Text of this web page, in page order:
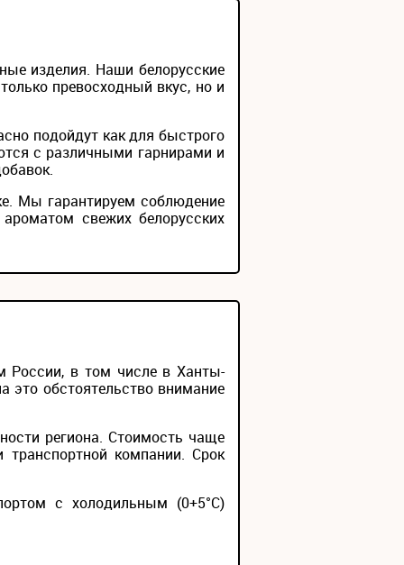
изделия. Наши белорусские
превосходный вкус, но и
подойдут как для быстрого
с различными гарнирами и
Мы гарантируем соблюдение
свежих белорусских
России, в том числе в Ханты-
это обстоятельство внимание
региона. Стоимость чаще
компании. Срок
с холодильным (0+5°С)